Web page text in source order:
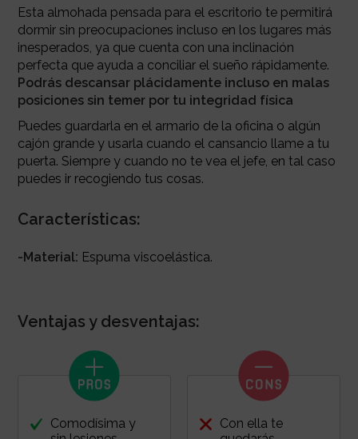
Esta almohada pensada para el escritorio te permitirá
dormir sin preocupaciones incluso en los lugares más
inesperados, ya que cuenta con una inclinación
perfecta que ayuda a conciliar el sueño rápidamente.
Podrás descansar plácidamente incluso en malas
posiciones sin temer por tu integridad física
Puedes guardarla en el armario de la oficina o algún
cajón grande y usarla cuando el cansancio llame a tu
puerta. Siempre y cuando no te vea el jefe, en tal caso
puedes ir recogiendo tus cosas.
Características:
-Material: Espuma viscoelástica.
Ventajas y desventajas:
Comodísima y
Con ella te